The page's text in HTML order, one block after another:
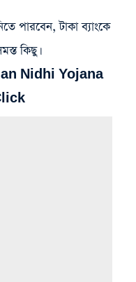
পারবেন, টাকা ব্যাংকে
কিছু।
Nidhi Yojana